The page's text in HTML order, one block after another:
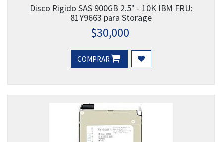
Disco Rigido SAS 900GB 2.5" - 10K IBM FRU:
81Y9663 para Storage
$30,000
COMPRAR